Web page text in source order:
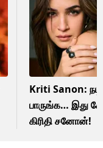
Kriti Sanon:
பாருங்க… இது
கிரிதி சனோன்!